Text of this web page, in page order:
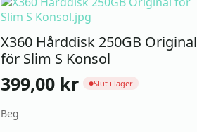
X360 Hårddisk 250GB Original
för Slim S Konsol
399,00 kr ●Slut i lager
Beg